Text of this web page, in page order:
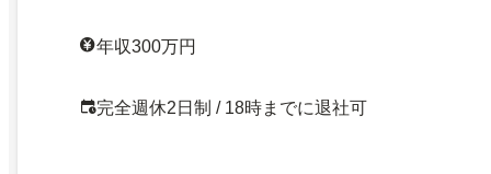
年収300万円
完全週休2日制 / 18時までに退社可